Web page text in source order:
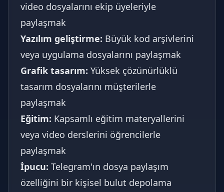
video dosyalarını ekip üyeleriyle
paylaşmak
Yazılım geliştirme: Büyük kod arşivlerini
veya uygulama dosyalarını paylaşmak
Grafik tasarım: Yüksek çözünürlüklü
tasarım dosyalarını müşterilerle
paylaşmak
Eğitim: Kapsamlı eğitim materyallerini
veya video derslerini öğrencilerle
paylaşmak
İpucu: Telegram'ın dosya paylaşım
özelliğini bir kişisel bulut depolama